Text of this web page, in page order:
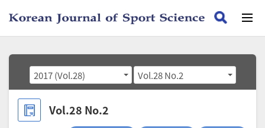
2017 (Vol.28) Vol.28 No.2
Vol.28 No.2